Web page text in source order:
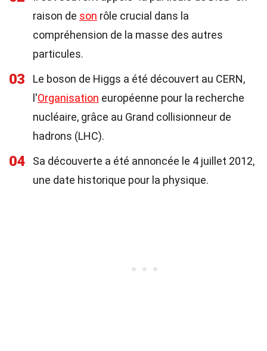
raison de son rôle crucial dans la
compréhension de la masse des autres
particules.
03
Le boson de Higgs a été découvert au CERN,
l'Organisation européenne pour la recherche
nucléaire, grâce au Grand collisionneur de
hadrons (LHC).
04
Sa découverte a été annoncée le 4 juillet 2012,
une date historique pour la physique.